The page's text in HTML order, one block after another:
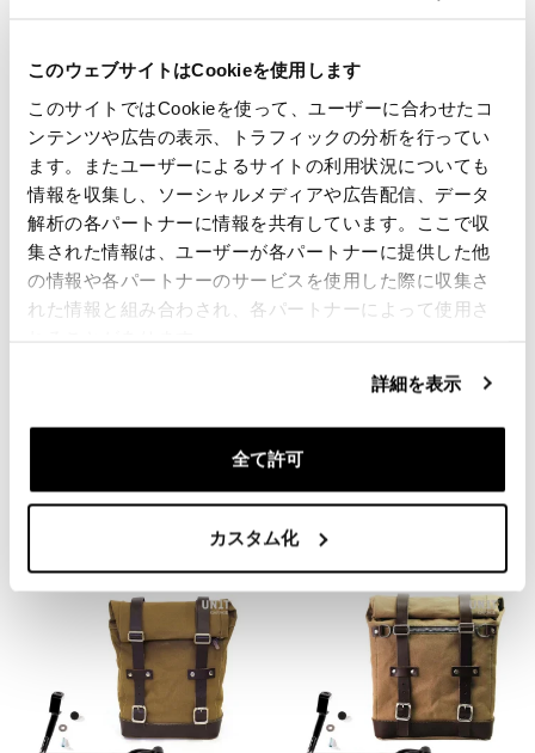
このウェブサイトはCookieを使用します
このサイトではCookieを使って、ユーザーに合わせたコ
ンテンツや広告の表示、トラフィックの分析を行ってい
ます。またユーザーによるサイトの利用状況についても
情報を収集し、ソーシャルメディアや広告配信、データ
解析の各パートナーに情報を共有しています。ここで収
集された情報は、ユーザーが各パートナーに提供した他
の情報や各パートナーのサービスを使用した際に収集さ
れた情報と組み合わされ、各パートナーによって使用さ
詳細を表示
全て許可
カスタム化
ら現在まで）
€ 348,00
トとクイックカップリング+フ
バッグホルダー
コード: UG007+U000+1011DX_
色:
€ 335,00